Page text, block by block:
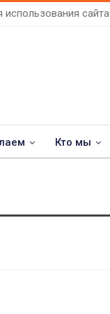
использования сайта
Кто мы